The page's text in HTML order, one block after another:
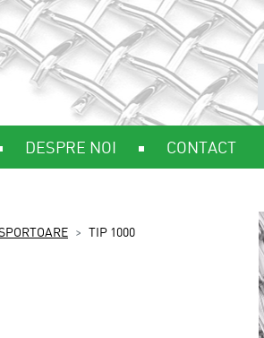
DESPRE NOI CONTACT
TIP 1000